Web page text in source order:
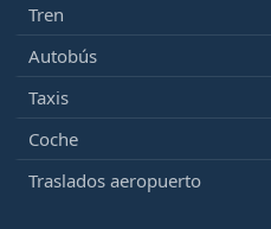
Tren
Autobús
Taxis
Coche
Traslados aeropuerto